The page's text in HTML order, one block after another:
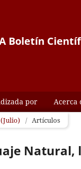
Boletín
por Acerca
/ Artículos
Natural,